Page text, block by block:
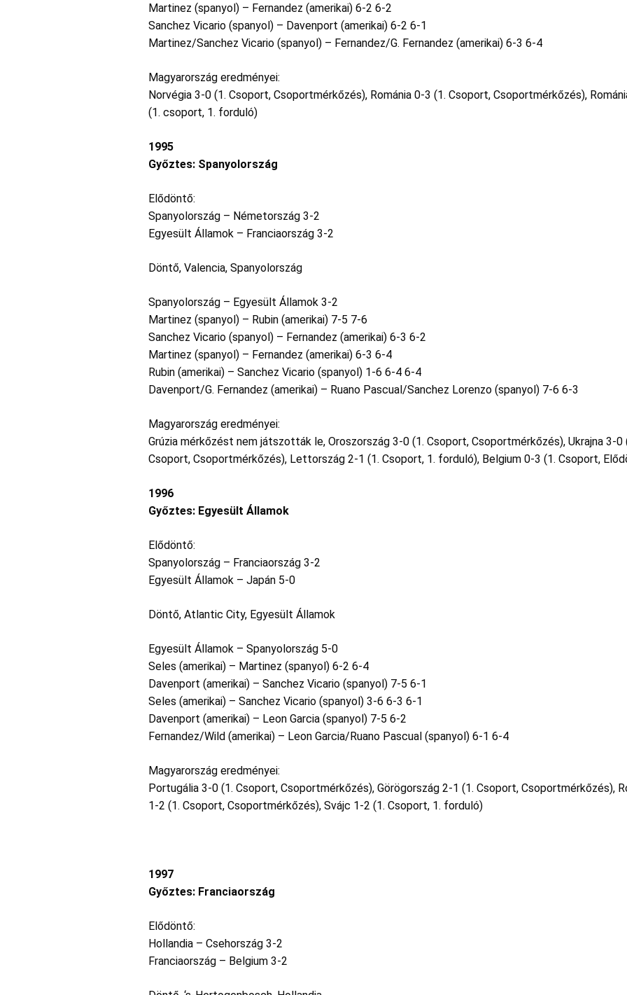
Martinez (spanyol) – Fernandez (amerikai) 6-2 6-2
Sanchez Vicario (spanyol) – Davenport (amerikai) 6-2 6-1
Martinez/Sanchez Vicario (spanyol) – Fernandez/G. Fernandez (amerikai) 6-3 6-4
Magyarország eredményei:
Norvégia 3-0 (1. Csoport, Csoportmérkőzés), Románia 0-3 (1. Csoport, Csoportmérkőzés),
(1. csoport, 1. forduló)
1995
Győztes: Spanyolország
Elődöntő:
Spanyolország – Németország 3-2
Egyesült Államok – Franciaország 3-2
Döntő, Valencia, Spanyolország
Spanyolország – Egyesült Államok 3-2
Martinez (spanyol) – Rubin (amerikai) 7-5 7-6
Sanchez Vicario (spanyol) – Fernandez (amerikai) 6-3 6-2
Martinez (spanyol) – Fernandez (amerikai) 6-3 6-4
Rubin (amerikai) – Sanchez Vicario (spanyol) 1-6 6-4 6-4
Davenport/G. Fernandez (amerikai) – Ruano Pascual/Sanchez Lorenzo (spanyol) 7-6 6-3
Magyarország eredményei:
Grúzia mérkőzést nem játszották le, Oroszország 3-0 (1. Csoport, Csoportmérkőzés), Ukrajna 3-0
Csoport, Csoportmérkőzés), Lettország 2-1 (1. Csoport, 1. forduló), Belgium 0-3 (1. Csoport,
1996
Győztes: Egyesült Államok
Elődöntő:
Spanyolország – Franciaország 3-2
Egyesült Államok – Japán 5-0
Döntő, Atlantic City, Egyesült Államok
Egyesült Államok – Spanyolország 5-0
Seles (amerikai) – Martinez (spanyol) 6-2 6-4
Davenport (amerikai) – Sanchez Vicario (spanyol) 7-5 6-1
Seles (amerikai) – Sanchez Vicario (spanyol) 3-6 6-3 6-1
Davenport (amerikai) – Leon Garcia (spanyol) 7-5 6-2
Fernandez/Wild (amerikai) – Leon Garcia/Ruano Pascual (spanyol) 6-1 6-4
Magyarország eredményei:
Portugália 3-0 (1. Csoport, Csoportmérkőzés), Görögország 2-1 (1. Csoport, Csoportmérkőzés),
1-2 (1. Csoport, Csoportmérkőzés), Svájc 1-2 (1. Csoport, 1. forduló)
1997
Győztes: Franciaország
Elődöntő:
Hollandia – Csehország 3-2
Franciaország – Belgium 3-2